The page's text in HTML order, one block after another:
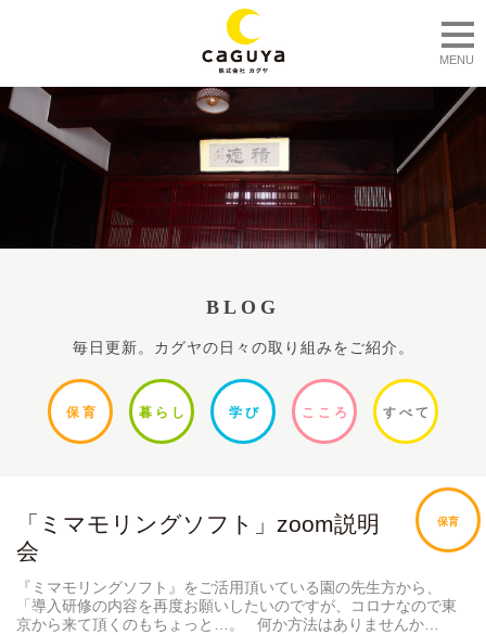
MENU
BLOG
毎日更新。カグヤの日々の取り組みをご紹介。
保 育 暮ら し 学 び ここ ろ すべて
保育
「ミマモリングソフト」zoom説明
会
『ミマモリングソフト』をご活用頂いている園の先生方から、
「導入研修の内容を再度お願いしたいのですが、コロナなので東
京から来て頂くのもちょっと…。 何か方法はありませんか…